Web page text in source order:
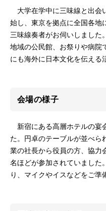
大学在学中に三味線と出会
始し、東京を拠点に全国各地
三味線奏者がお伺いしました
地域の公民館、お祭りや病院
にも海外に日本文化を伝える
会場の様子
新宿にある高層ホテルの宴
た。円卓のテーブルが並べら
業の社長から役員の方、協力
名ほどが参加されていました
り、マイクやイスなどをご準